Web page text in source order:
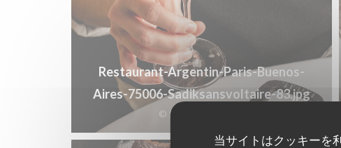
当サイトはクッキーを
Restaurant-Argentin-Paris-Buenos-
Aires-75006-Sadiksansvoltaire-83.jpg
© Sadiksansvoltaire